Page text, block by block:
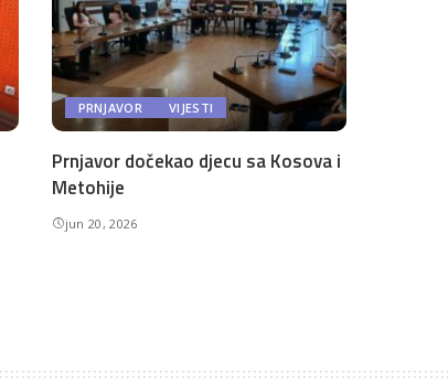
PRNJAVOR VIJESTI
Prnjavor dočekao djecu sa Kosova i
Metohije
jun 20, 2026